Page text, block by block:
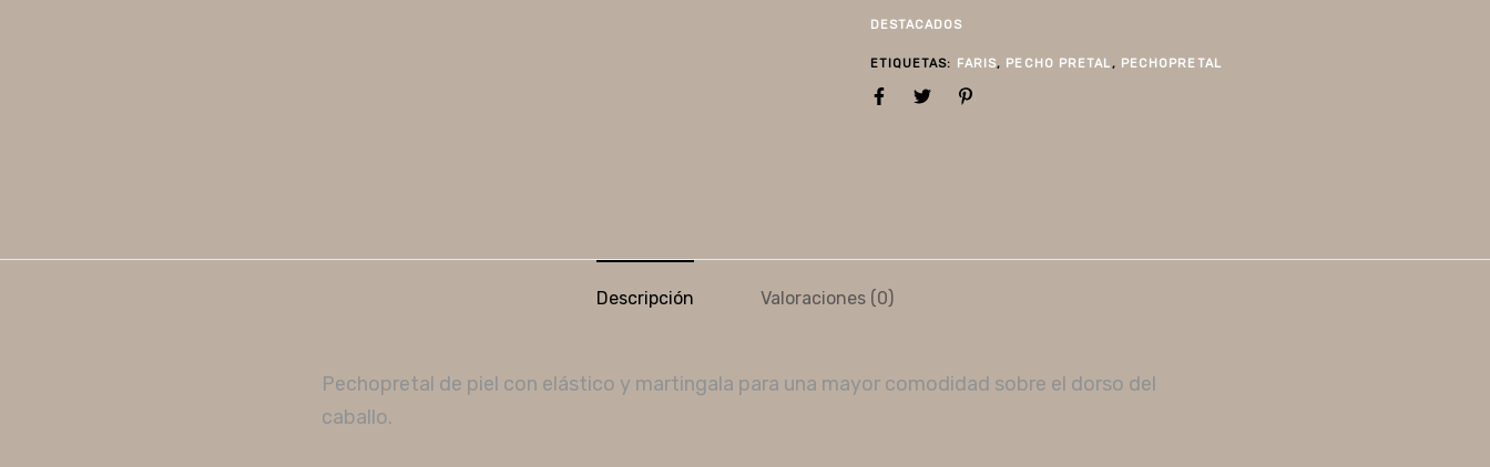
DESTACADOS
ETIQUETAS: FARIS, PECHO PRETAL, PECHOPRETAL
Descripción Valoraciones (0)
Pechopretal de piel con elástico y martingala para una mayor comodidad sobre el dorso del
caballo.